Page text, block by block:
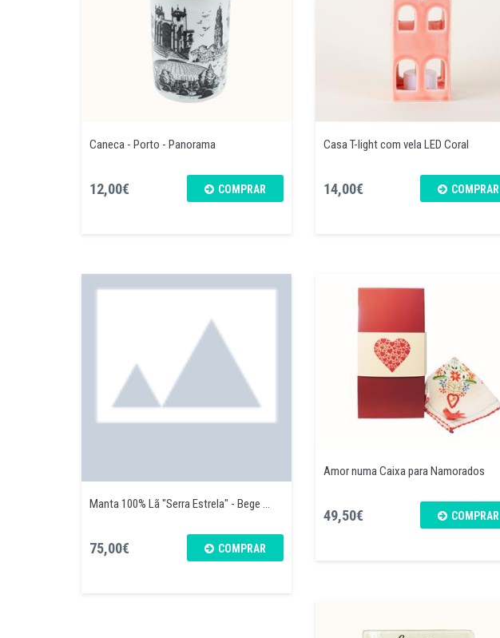
Caneca - Porto - Panorama
12,00€ COMPRAR
Casa T-light com vela LED Coral
14,00€ COMPRAR
Manta 100% Lã "Serra Estrela" - Bege ...
75,00€ COMPRAR
Amor numa Caixa para Namorados
49,50€ COMPRAR